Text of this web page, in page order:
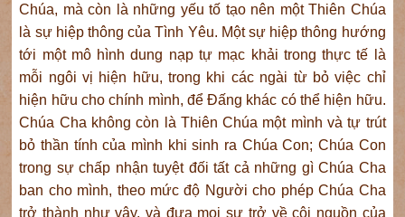
Chúa, mà còn là những yếu tố tạo nên một Thiên Chúa
là sự hiệp thông của Tình Yêu. Một sự hiệp thông hướng
tới một mô hình dung nạp tự mạc khải trong thực tế là
mỗi ngôi vị hiện hữu, trong khi các ngài từ bỏ việc chỉ
hiện hữu cho chính mình, để Đấng khác có thể hiện hữu.
Chúa Cha không còn là Thiên Chúa một mình và tự trút
bỏ thần tính của mình khi sinh ra Chúa Con; Chúa Con
trong sự chấp nhận tuyệt đối tất cả những gì Chúa Cha
ban cho mình, theo mức độ Người cho phép Chúa Cha
trở thành như vậy, và đưa mọi sự trở về cội nguồn của